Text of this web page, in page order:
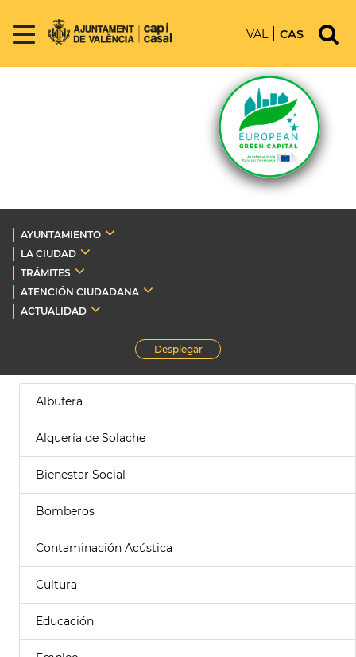
VAL CAS
AYUNTAMIENTO
LA CIUDAD
TRÁMITES
ATENCIÓN CIUDADANA
ACTUALIDAD
Desplegar
Albufera
Alquería de Solache
Bienestar Social
Bomberos
Contaminación Acústica
Cultura
Educación